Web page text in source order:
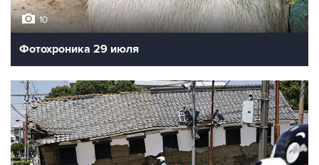
10
Фотохроника 29 июля